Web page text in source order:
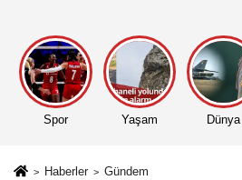
Spor Yaşam Dünya
Haberler Gündem